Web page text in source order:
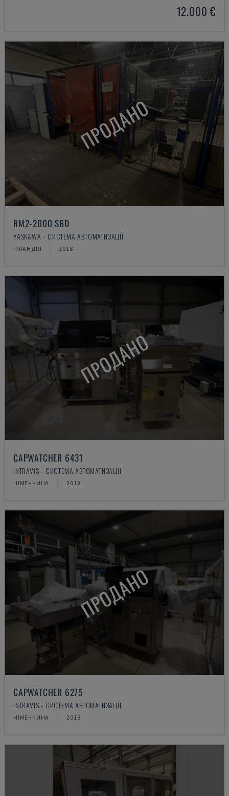
12.000 €
ПРОДАНО
RM2-2000 S6D
YASKAWA - СИСТЕМА АВТОМАТИЗАЦІЇ
ІРЛАНДІЯ 2018
ПРОДАНО
CAPWATCHER 6431
INTRAVIS - СИСТЕМА АВТОМАТИЗАЦІЇ
НІМЕЧЧИНА 2018
ПРОДАНО
CAPWATCHER 6275
INTRAVIS - СИСТЕМА АВТОМАТИЗАЦІЇ
НІМЕЧЧИНА 2018